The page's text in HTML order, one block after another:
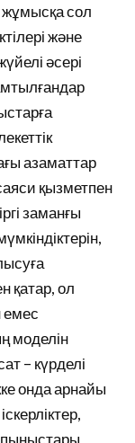
жұмысқа сол
және
әсері
азаматтар
қызметпен
заманғы
қатар, ол
емес
моделін
– күрделі
онда арнайы